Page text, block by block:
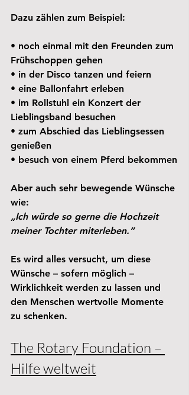
Dazu zählen zum Beispiel:
• noch einmal mit den Freunden zum
Frühschoppen gehen
• in der Disco tanzen und feiern
• eine Ballonfahrt erleben
• im Rollstuhl ein Konzert der
Lieblingsband besuchen
• zum Abschied das Lieblingsessen
genießen
• besuch von einem Pferd bekommen
Aber auch sehr bewegende Wünsche
wie:
„Ich würde so gerne die Hochzeit
meiner Tochter miterleben.“
Es wird alles versucht, um diese
Wünsche – sofern möglich –
Wirklichkeit werden zu lassen und
den Menschen wertvolle Momente
zu schenken.
The Rotary Foundation –
Hilfe weltweit